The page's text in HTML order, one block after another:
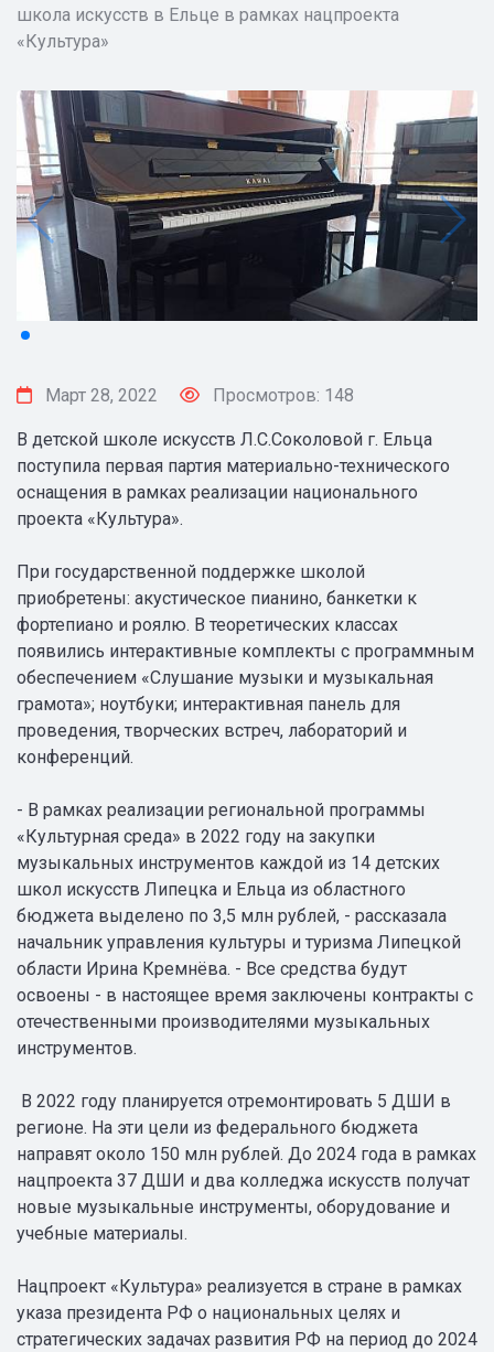
школа искусств в Ельце в рамках нацпроекта
«Культура»
Март 28, 2022 Просмотров: 148
В детской школе искусств Л.С.Соколовой г. Ельца
поступила первая партия материально-технического
оснащения в рамках реализации национального
проекта «Культура».
При государственной поддержке школой
приобретены: акустическое пианино, банкетки к
фортепиано и роялю. В теоретических классах
появились интерактивные комплекты с программным
обеспечением «Слушание музыки и музыкальная
грамота»; ноутбуки; интерактивная панель для
проведения, творческих встреч, лабораторий и
конференций.
- В рамках реализации региональной программы
«Культурная среда» в 2022 году на закупки
музыкальных инструментов каждой из 14 детских
школ искусств Липецка и Ельца из областного
бюджета выделено по 3,5 млн рублей, - рассказала
начальник управления культуры и туризма Липецкой
области Ирина Кремнёва. - Все средства будут
освоены - в настоящее время заключены контракты с
отечественными производителями музыкальных
инструментов.
В 2022 году планируется отремонтировать 5 ДШИ в
регионе. На эти цели из федерального бюджета
направят около 150 млн рублей. До 2024 года в рамках
нацпроекта 37 ДШИ и два колледжа искусств получат
новые музыкальные инструменты, оборудование и
учебные материалы.
Нацпроект «Культура» реализуется в стране в рамках
указа президента РФ о национальных целях и
стратегических задачах развития РФ на период до 2024